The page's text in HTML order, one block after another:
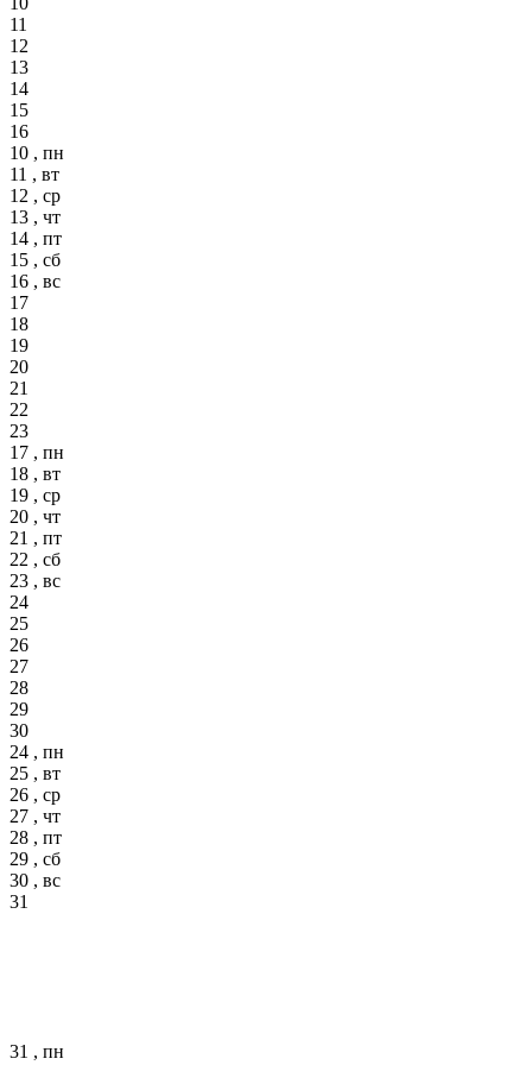
11
12
13
14
15
16
10 , пн
11 , вт
12 , ср
13 , чт
14 , пт
15 , сб
16 , вс
17
18
19
20
21
22
23
17 , пн
18 , вт
19 , ср
20 , чт
21 , пт
22 , сб
23 , вс
24
25
26
27
28
29
30
24 , пн
25 , вт
26 , ср
27 , чт
28 , пт
29 , сб
30 , вс
31
31 , пн